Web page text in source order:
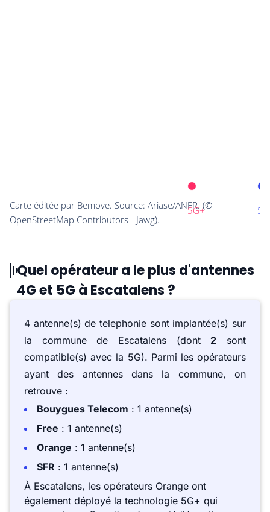
Quel opérateur a le plus d'antennes
4G et 5G à Escatalens ?
4 antenne(s) de telephonie sont implantée(s) sur
la commune de Escatalens (dont 2 sont
compatible(s) avec la 5G). Parmi les opérateurs
ayant des antennes dans la commune, on
retrouve :
Bouygues Telecom : 1 antenne(s)
Free : 1 antenne(s)
Orange : 1 antenne(s)
SFR : 1 antenne(s)
À Escatalens, les opérateurs Orange ont
également déployé la technologie 5G+ qui